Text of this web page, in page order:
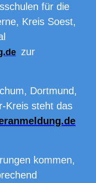
für die
Kreis Soest,
zur
Dortmund,
Kreis steht das
kommen,